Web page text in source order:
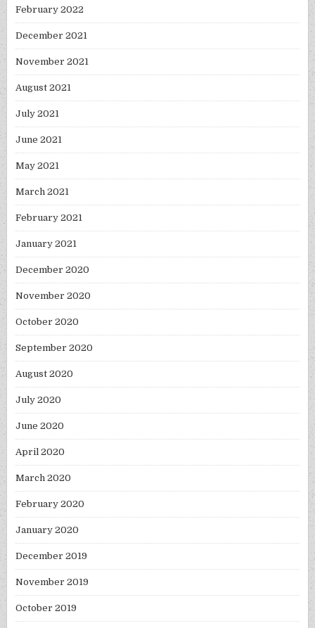
February 2022
December 2021
November 2021
August 2021
July 2021
June 2021
May 2021
March 2021
February 2021
January 2021
December 2020
November 2020
October 2020
September 2020
August 2020
July 2020
June 2020
April 2020
March 2020
February 2020
January 2020
December 2019
November 2019
October 2019